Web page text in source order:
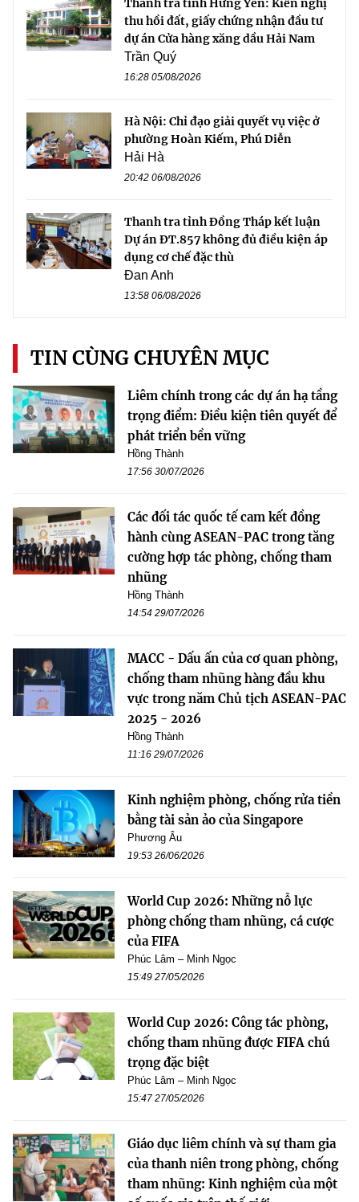
Thanh tra tỉnh Hưng Yên: Kiến nghị
thu hồi đất, giấy chứng nhận đầu tư
dự án Cửa hàng xăng dầu Hải Nam
Trần Quý
16:28 05/08/2026
Hà Nội: Chỉ đạo giải quyết vụ việc ở
phường Hoàn Kiếm, Phú Diễn
Hải Hà
20:42 06/08/2026
Thanh tra tỉnh Đồng Tháp kết luận
Dự án ĐT.857 không đủ điều kiện áp
dụng cơ chế đặc thù
Đan Anh
13:58 06/08/2026
TIN CÙNG CHUYÊN MỤC
Liêm chính trong các dự án hạ tầng
trọng điểm: Điều kiện tiên quyết để
phát triển bền vững
Hồng Thành
17:56 30/07/2026
Các đối tác quốc tế cam kết đồng
hành cùng ASEAN-PAC trong tăng
cường hợp tác phòng, chống tham
nhũng
Hồng Thành
14:54 29/07/2026
MACC - Dấu ấn của cơ quan phòng,
chống tham nhũng hàng đầu khu
vực trong năm Chủ tịch ASEAN-PAC
2025 - 2026
Hồng Thành
11:16 29/07/2026
Kinh nghiệm phòng, chống rửa tiền
bằng tài sản ảo của Singapore
Phương Âu
19:53 26/06/2026
World Cup 2026: Những nỗ lực
phòng chống tham nhũng, cá cược
của FIFA
Phúc Lâm – Minh Ngọc
15:49 27/05/2026
World Cup 2026: Công tác phòng,
chống tham nhũng được FIFA chú
trọng đặc biệt
Phúc Lâm – Minh Ngọc
15:47 27/05/2026
Giáo dục liêm chính và sự tham gia
của thanh niên trong phòng, chống
tham nhũng: Kinh nghiệm của một